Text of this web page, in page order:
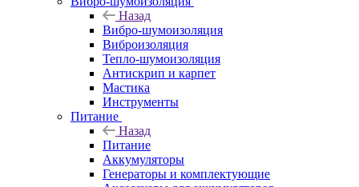
Назад
Вибро-шумоизоляция
Виброизоляция
Тепло-шумоизоляция
Антискрип и карпет
Мастика
Инструменты
Питание
Назад
Питание
Аккумуляторы
Генераторы и комплектующие